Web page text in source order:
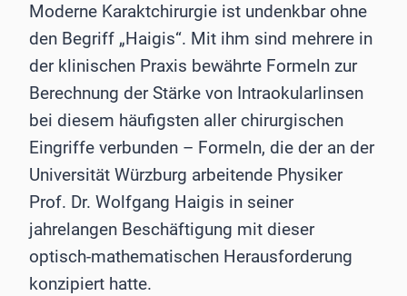
Moderne Karaktchirurgie ist undenkbar ohne
den Begriff „Haigis“. Mit ihm sind mehrere in
der klinischen Praxis bewährte Formeln zur
Berechnung der Stärke von Intraokularlinsen
bei diesem häufigsten aller chirurgischen
Eingriffe verbunden – Formeln, die der an der
Universität Würzburg arbeitende Physiker
Prof. Dr. Wolfgang Haigis in seiner
jahrelangen Beschäftigung mit dieser
optisch-mathematischen Herausforderung
konzipiert hatte.